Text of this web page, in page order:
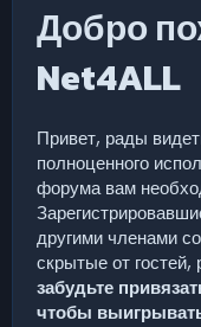
Добро
Net4ALL
Привет, рады
полноценного
форума вам
другими членами
скрытые от гостей,
забудьте
чтобы